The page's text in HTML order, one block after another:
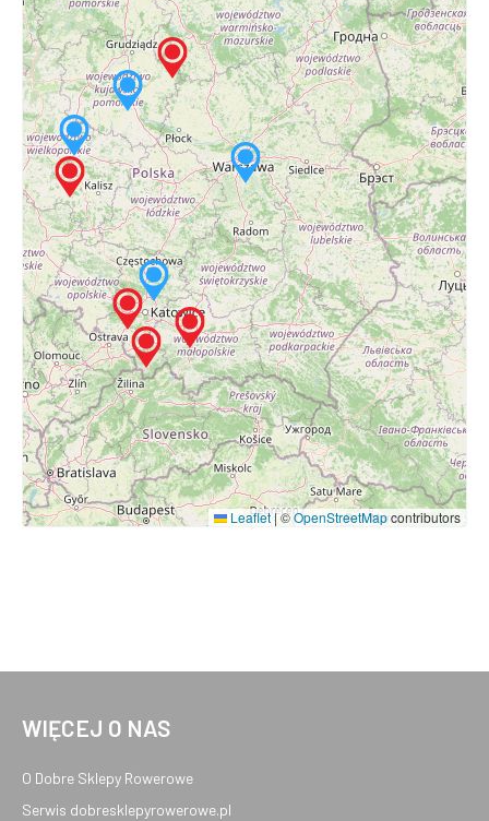
Leaflet |©OpenStreetMapcontributors
WIĘCEJ O NAS
O Dobre Sklepy Rowerowe
Serwis dobresklepyrowerowe.pl